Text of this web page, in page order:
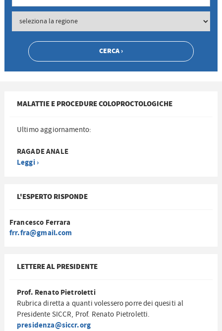
MALATTIE E PROCEDURE COLOPROCTOLOGICHE
Ultimo aggiornamento:
RAGADE ANALE
Leggi ›
L'ESPERTO RISPONDE
Francesco Ferrara
frr.fra@gmail.com
LETTERE AL PRESIDENTE
Prof. Renato Pietroletti
Rubrica diretta a quanti volessero porre dei quesiti al
Presidente SICCR, Prof. Renato Pietroletti.
presidenza@siccr.org